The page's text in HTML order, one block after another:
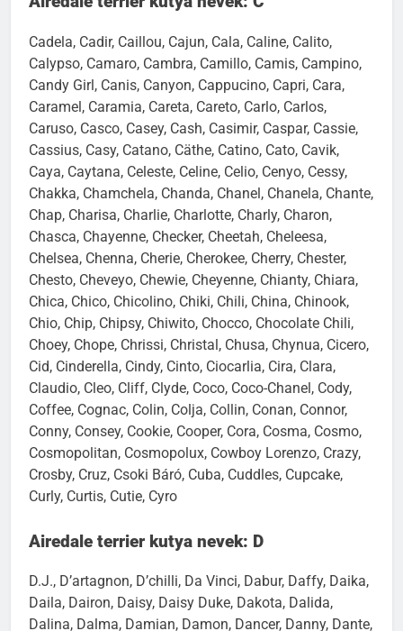
Cadela, Cadir, Caillou, Cajun, Cala, Caline, Calito,
Calypso, Camaro, Cambra, Camillo, Camis, Campino,
Candy Girl, Canis, Canyon, Cappucino, Capri, Cara,
Caramel, Caramia, Careta, Careto, Carlo, Carlos,
Caruso, Casco, Casey, Cash, Casimir, Caspar, Cassie,
Cassius, Casy, Catano, Cäthe, Catino, Cato, Cavik,
Caya, Caytana, Celeste, Celine, Celio, Cenyo, Cessy,
Chakka, Chamchela, Chanda, Chanel, Chanela, Chante,
Chap, Charisa, Charlie, Charlotte, Charly, Charon,
Chasca, Chayenne, Checker, Cheetah, Cheleesa,
Chelsea, Chenna, Cherie, Cherokee, Cherry, Chester,
Chesto, Cheveyo, Chewie, Cheyenne, Chianty, Chiara,
Chica, Chico, Chicolino, Chiki, Chili, China, Chinook,
Chio, Chip, Chipsy, Chiwito, Chocco, Chocolate Chili,
Choey, Chope, Chrissi, Christal, Chusa, Chynua, Cicero,
Cid, Cinderella, Cindy, Cinto, Ciocarlia, Cira, Clara,
Claudio, Cleo, Cliff, Clyde, Coco, Coco-Chanel, Cody,
Coffee, Cognac, Colin, Colja, Collin, Conan, Connor,
Conny, Consey, Cookie, Cooper, Cora, Cosma, Cosmo,
Cosmopolitan, Cosmopolux, Cowboy Lorenzo, Crazy,
Crosby, Cruz, Csoki Báró, Cuba, Cuddles, Cupcake,
Airedale terrier kutya nevek: D
D.J., D’artagnon, D’chilli, Da Vinci, Dabur, Daffy, Daika,
Daila, Dairon, Daisy, Daisy Duke, Dakota, Dalida,